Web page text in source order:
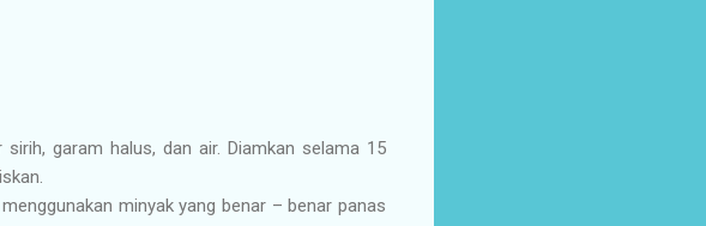
garam halus, dan air. Diamkan selama 15
minyak yang benar – benar panas